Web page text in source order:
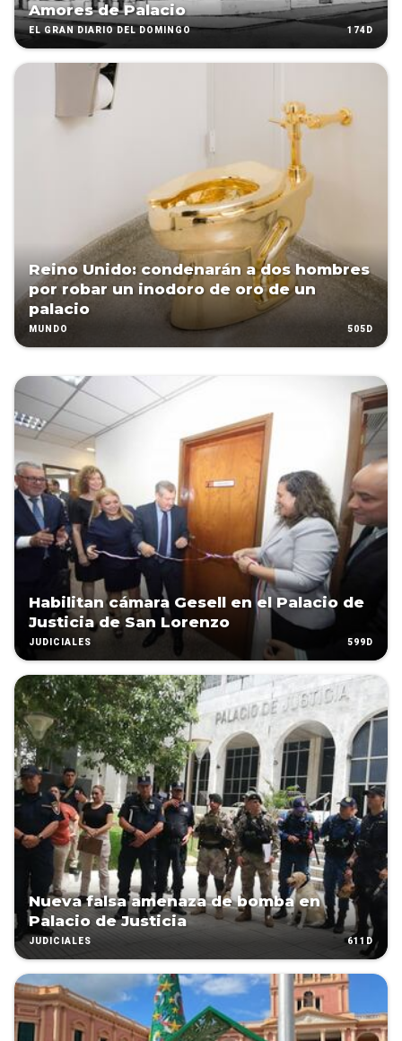
Amores de Palacio
EL GRAN DIARIO DEL DOMINGO 174D
Reino Unido: condenarán a dos hombres
por robar un inodoro de oro de un
palacio
MUNDO 505D
Habilitan cámara Gesell en el Palacio de
Justicia de San Lorenzo
JUDICIALES 599D
Nueva falsa amenaza de bomba en
Palacio de Justicia
JUDICIALES 611D